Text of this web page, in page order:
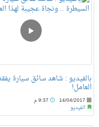
بالفيديو : شاهد سائق سيارة
العامل!
14/04/2017
الفيديو